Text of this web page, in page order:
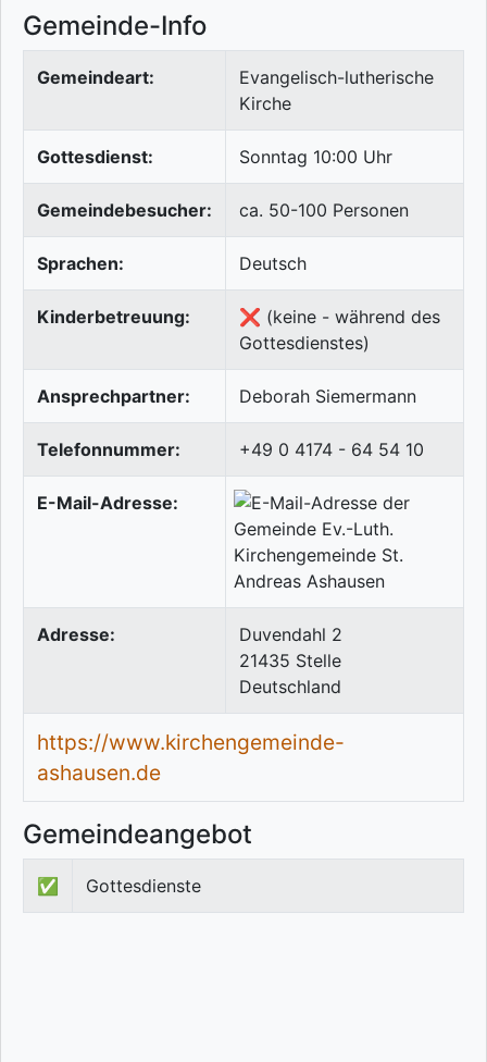
Gemeinde-Info
Gemeindeart:
Evangelisch-lutherische
Kirche
Gottesdienst: Sonntag 10:00 Uhr
Gemeindebesucher: ca. 50-100 Personen
Sprachen: Deutsch
Kinderbetreuung:
❌ (keine - während des
Gottesdienstes)
Ansprechpartner: Deborah Siemermann
Telefonnummer: +49 0 4174 - 64 54 10
E-Mail-Adresse:
Adresse:
Duvendahl 2
21435 Stelle
Deutschland
https://www.kirchengemeinde-
ashausen.de
Gemeindeangebot
✅ Gottesdienste